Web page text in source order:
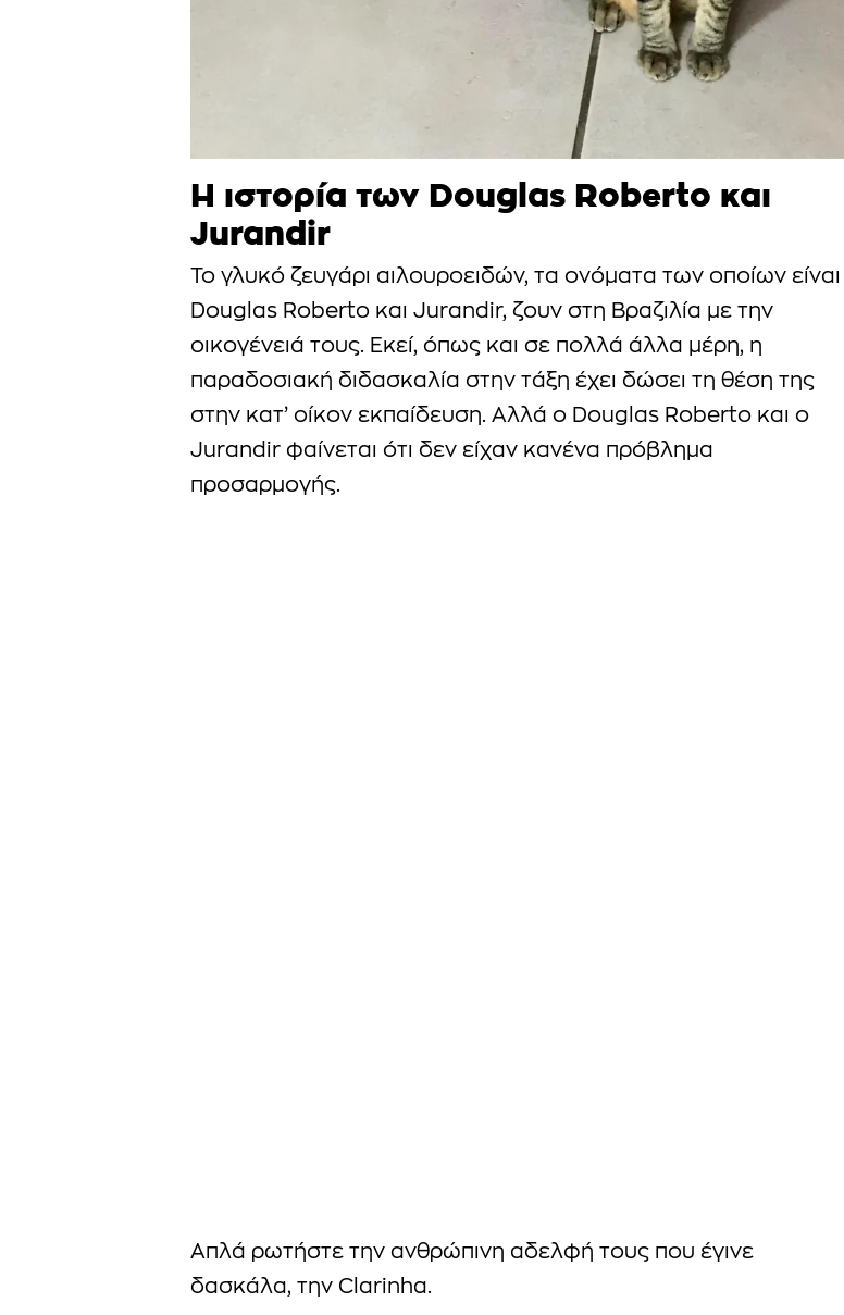
Η ιστορία των Douglas Roberto και
Jurandir
Το γλυκό ζευγάρι αιλουροειδών, τα ονόματα των οποίων είναι
Douglas Roberto και Jurandir, ζουν στη Βραζιλία με την
οικογένειά τους. Εκεί, όπως και σε πολλά άλλα μέρη, η
παραδοσιακή διδασκαλία στην τάξη έχει δώσει τη θέση της
στην κατ’ οίκον εκπαίδευση. Αλλά ο Douglas Roberto και ο
Jurandir φαίνεται ότι δεν είχαν κανένα πρόβλημα
προσαρμογής.
Απλά ρωτήστε την ανθρώπινη αδελφή τους που έγινε
δασκάλα, την Clarinha.